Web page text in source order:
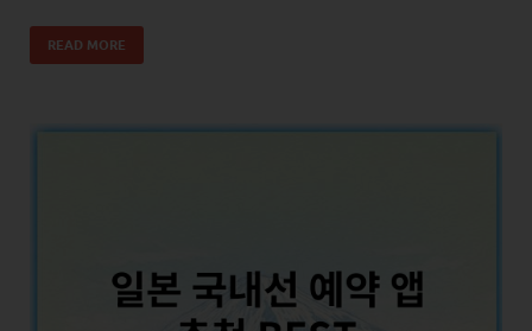
READ MORE